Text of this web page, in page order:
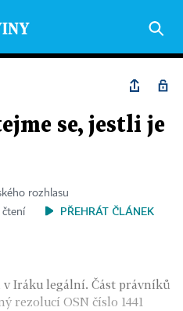
se, jestli je
rozhlasu
čtení
PŘEHRÁT ČLÁNEK
v Iráku legální. Část právníků
rezolucí OSN číslo 1441